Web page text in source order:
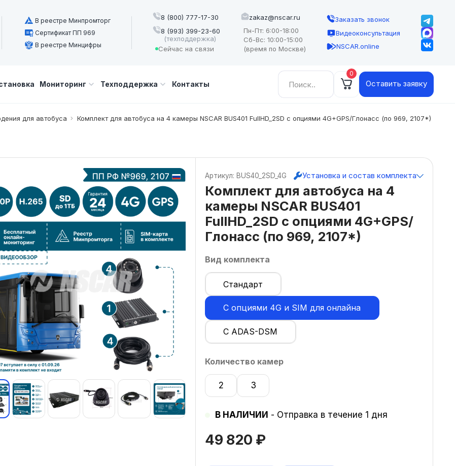
В реестре Минпромторг
Сертификат ПП 969
В реестре Минцифры
8 (800) 777-17-30
8 (993) 399-23-60
(техподдержка)
Сейчас на связи
zakaz@nscar.ru
Пн-Пт: 6:00-18:00
Сб-Вс: 10:00-15:00
(время по Москве)
Заказать звонок
Видеоконсультация
NSCAR.online
Мониторинг Техподдержка Контакты
Найти: 0
Оставить заявку
для автобуса Комплект для автобуса на 4 камеры NSCAR BUS401 FullHD_2SD с опциями 4G+GPS/Глонасс (по 969, 2107*)
Комплект для автобуса на 4
камеры NSCAR BUS401
FullHD_2SD с опциями 4G+GPS/
Глонасс (по 969, 2107*)
49 820 ₽
Вид комплекта
Стандарт
С опциями 4G и SIM для онлайна
С ADAS-DSM
Количество камер
2 3
В НАЛИЧИИ - Отправка в течение 1 дня
Артикул: BUS40_2SD_4G Установка и состав комплекта